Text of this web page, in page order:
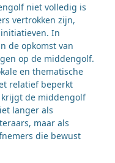
niet volledig is
vertrokken zijn,
In
de opkomst van
op de middengolf.
en thematische
relatief beperkt
de middengolf
langer als
maar als
die bewust